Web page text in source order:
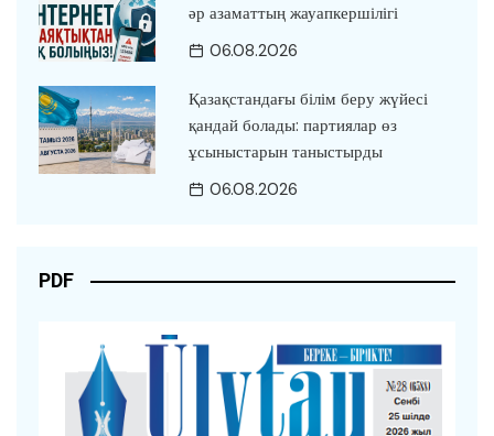
әр азаматтың жауапкершілігі
06.08.2026
Қазақстандағы білім беру жүйесі
қандай болады: партиялар өз
ұсыныстарын таныстырды
06.08.2026
PDF